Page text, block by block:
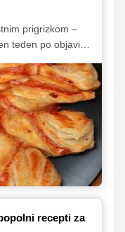
prigrizkom –
teden po objavi
za domačo
je slastna pica
recepti za